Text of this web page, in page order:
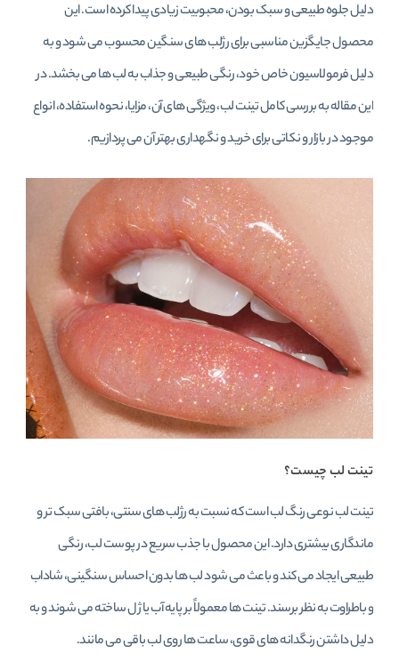
دلیل جلوه طبیعی و سبک بودن، محبوبیت زیادی پیدا کرده است. این
محصول جایگزین مناسبی برای رژلب‌ های سنگین محسوب می‌ شود و به
دلیل فرمولاسیون خاص خود، رنگی طبیعی و جذاب به لب‌ ها می‌ بخشد. در
این مقاله به بررسی کامل تینت لب، ویژگی‌ های آن، مزایا، نحوه استفاده، انواع
موجود در بازار و نکاتی برای خرید و نگهداری بهتر آن می‌ پردازیم.
تینت لب چیست؟
تینت لب نوعی رنگ لب است که نسبت به رژلب‌ های سنتی، بافتی سبک‌ تر و
ماندگاری بیشتری دارد. این محصول با جذب سریع در پوست لب، رنگی
طبیعی ایجاد می‌ کند و باعث می‌ شود لب‌ ها بدون احساس سنگینی، شاداب
و باطراوت به نظر برسند. تینت‌ ها معمولاً بر پایه آب یا ژل ساخته می‌ شوند و به
دلیل داشتن رنگدانه‌ های قوی، ساعت‌ ها روی لب باقی می‌ مانند.